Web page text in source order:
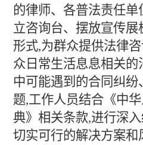
的律师、各普法责任
立咨询台、摆放宣传
形式,为群众提供法律
众日常生活息息相关
中可能遇到的合同纠纷
题,工作人员结合《中
典》相关条款,进行深
切实可行的解决方案和